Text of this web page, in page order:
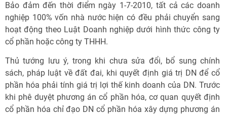
Bảo đảm đến thời điểm ngày 1-7-2010, tất cả các doanh
nghiệp 100% vốn nhà nước hiện có đều phải chuyển sang
hoạt động theo Luật Doanh nghiệp dưới hình thức công ty
cổ phần hoặc công ty THHH.
Thủ tướng lưu ý, trong khi chưa sửa đổi, bổ sung chính
sách, pháp luật về đất đai, khi quyết định giá trị DN để cổ
phần hóa phải tính giá trị lợi thế kinh doanh của DN. Trước
khi phê duyệt phương án cổ phần hóa, cơ quan quyết định
cổ phần hóa chỉ đạo DN cổ phần hóa xây dựng phương án